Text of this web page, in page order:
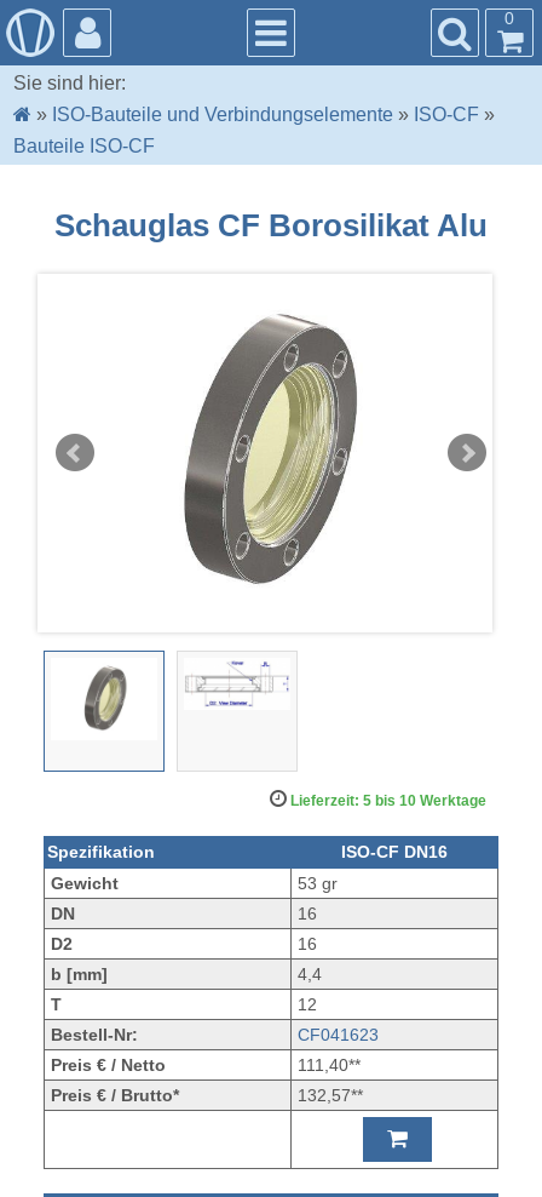
0
Sie sind hier:
» ISO-Bauteile und Verbindungselemente » ISO-CF »
Bauteile ISO-CF
Schauglas CF Borosilikat Alu
Lieferzeit: 5 bis 10 Werktage
Spezifikation
ISO-CF DN16
Gewicht
53 gr
DN
16
D2
16
b [mm]
4,4
T
12
Bestell-Nr:
CF041623
Preis € / Netto
111,40**
Preis € / Brutto*
132,57**